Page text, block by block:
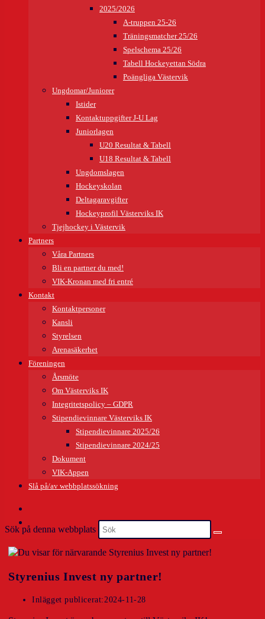
2025/2026
A-truppen 25-26
Träningsmatcher 25/26
Spelschema 25/26
Tabell Hockeyettan Södra
Poängliga Västervik
Ungdomar/Juniorer
Istider
Kontaktuppgifter J-U Lag
Juniorlagen
U20 Resultat & Tabell
U18 Resultat & Tabell
Ungdomslagen
Hockeyskolan
Deltagaravgifter
Hockeyprofil Västerviks IK
Tjejhockey i Västervik
Partners
Våra Partners
Bli en partner du med!
VIK-Kronan med fri entré
Kontakt
Kontaktpersoner
Kansli
Styrelsen
Arenasäkerhet
Föreningen
Årsmöte
Om Västerviks IK
Integritetspolicy – GDPR
Stipendievinnare Västerviks IK
Stipendievinnare 2025/26
Stipendievinnare 2024/25
Dokument
VIK-Appen
Slå på/av webbplatssökning
Sök på denna webbplats
Styrenius Invest ny partner!
Inlägget publicerat:2024-11-28